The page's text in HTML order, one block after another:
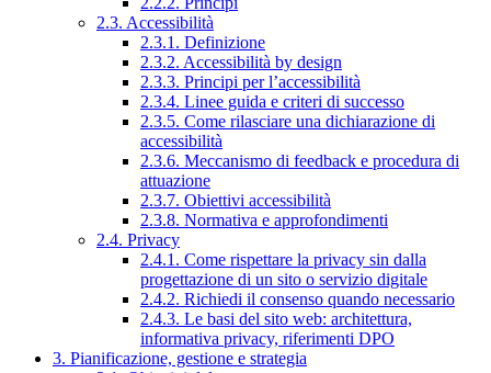
2.3. Accessibilità
2.3.1. Definizione
2.3.2. Accessibilità by design
2.3.3. Principi per l’accessibilità
2.3.4. Linee guida e criteri di successo
2.3.5. Come rilasciare una dichiarazione di
accessibilità
2.3.6. Meccanismo di feedback e procedura di
attuazione
2.3.7. Obiettivi accessibilità
2.3.8. Normativa e approfondimenti
2.4. Privacy
2.4.1. Come rispettare la privacy sin dalla
progettazione di un sito o servizio digitale
2.4.2. Richiedi il consenso quando necessario
2.4.3. Le basi del sito web: architettura,
informativa privacy, riferimenti DPO
3. Pianificazione, gestione e strategia